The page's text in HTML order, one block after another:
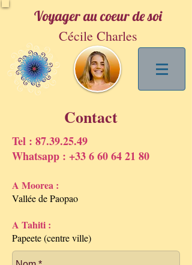
Voyager au coeur de soi
Cécile Charles
Contact
Tel : 87.39.25.49
Whatsapp : +33 6 60 64 21 80
A Moorea :
Vallée de Paopao
A Tahiti :
Papeete (centre ville)